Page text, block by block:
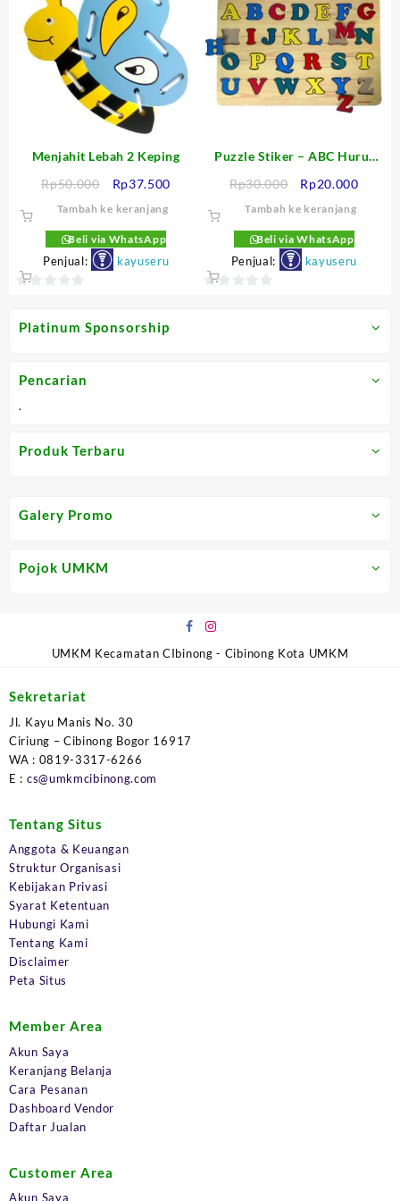
Platinum Sponsorship
Pencarian
.
Produk Terbaru
Menjahit Lebah 2 Keping
Rp50.000
Harga
aslinya
Rp50.000.
Rp37.500
Tambah ke keranjang
Beli via WhatsApp
Penjual: kayuseru
of
Puzzle Stiker – ABC Huruf
Rp30.000
Harga
aslinya
Rp30.000.
Rp20.000Harga
Tambah ke keranjang
Beli via WhatsApp
Penjual: kayuseru
Galery Promo
Pojok UMKM
UMKM Kecamatan CIbinong - Cibinong Kota UMKM
Sekretariat
Jl. Kayu Manis No. 30
Ciriung – Cibinong Bogor 16917
WA : 0819-3317-6266
E : cs@umkmcibinong.com
Tentang Situs
Anggota & Keuangan
Struktur Organisasi
Kebijakan Privasi
Syarat Ketentuan
Hubungi Kami
Tentang Kami
Disclaimer
Peta Situs
Member Area
Akun Saya
Keranjang Belanja
Cara Pesanan
Dashboard Vendor
Daftar Jualan
Customer Area
Akun Saya